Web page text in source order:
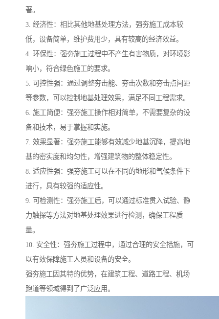
著。
3. 经济性：相比其他地基处理方法，强夯施工成本较
低，设备简单，维护费用少，具有较高的经济效益。
4. 环保性：强夯施工过程中不产生有害物质，对环境影
响小，符合绿色施工的要求。
5. 可控性强：通过调整夯击能、夯击次数和夯击点间距
等参数，可以控制地基处理效果，满足不同工程需求。
6. 施工简便：强夯施工操作相对简单，不需要复杂的设
备和技术，易于掌握和实施。
7. 效果显著：强夯施工能够有效减少地基沉降，提高地
基的密实度和均匀性，增强建筑物的整体稳定性。
8. 适应性强：强夯施工可以在不同的地形和气候条件下
进行，具有较强的适应性。
9. 可检测性：强夯施工后，可以通过标准贯入试验、静
力触探等方法对地基处理效果进行检测，确保工程质
量。
10. 安全性：强夯施工过程中，通过合理的安全措施，可
以有效保障施工人员和设备的安全。
强夯施工因其特的优势，在建筑工程、道路工程、机场
跑道等领域得到了广泛应用。